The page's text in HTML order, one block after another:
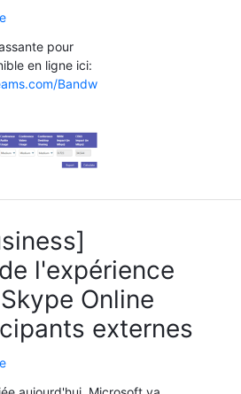
pour
en ligne ici:
Bandw
l'expérience
Online
externes